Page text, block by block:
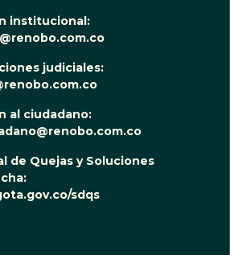
institucional:
judiciales:
al ciudadano:
de Quejas y Soluciones
sdqs